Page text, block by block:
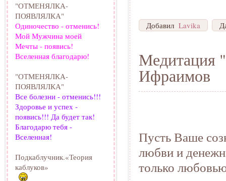
Добавил Lavika
Медитация
Ифраимов
Пусть Ваше
любви и
только
"ОТМЕНЯЛКА-
ПОЯВЛЯЛКА"
Одиночество - отменись!
Мой Мужчина моей
Мечты - появись!
Вселенная благодарю!
"ОТМЕНЯЛКА-
ПОЯВЛЯЛКА"
Все болезни - отменись!!!
Здоровье и успех -
появись!!! Да будет так!
Благодарю тебя -
Вселенная!
Подкаблучник.«Теория
каблуков»